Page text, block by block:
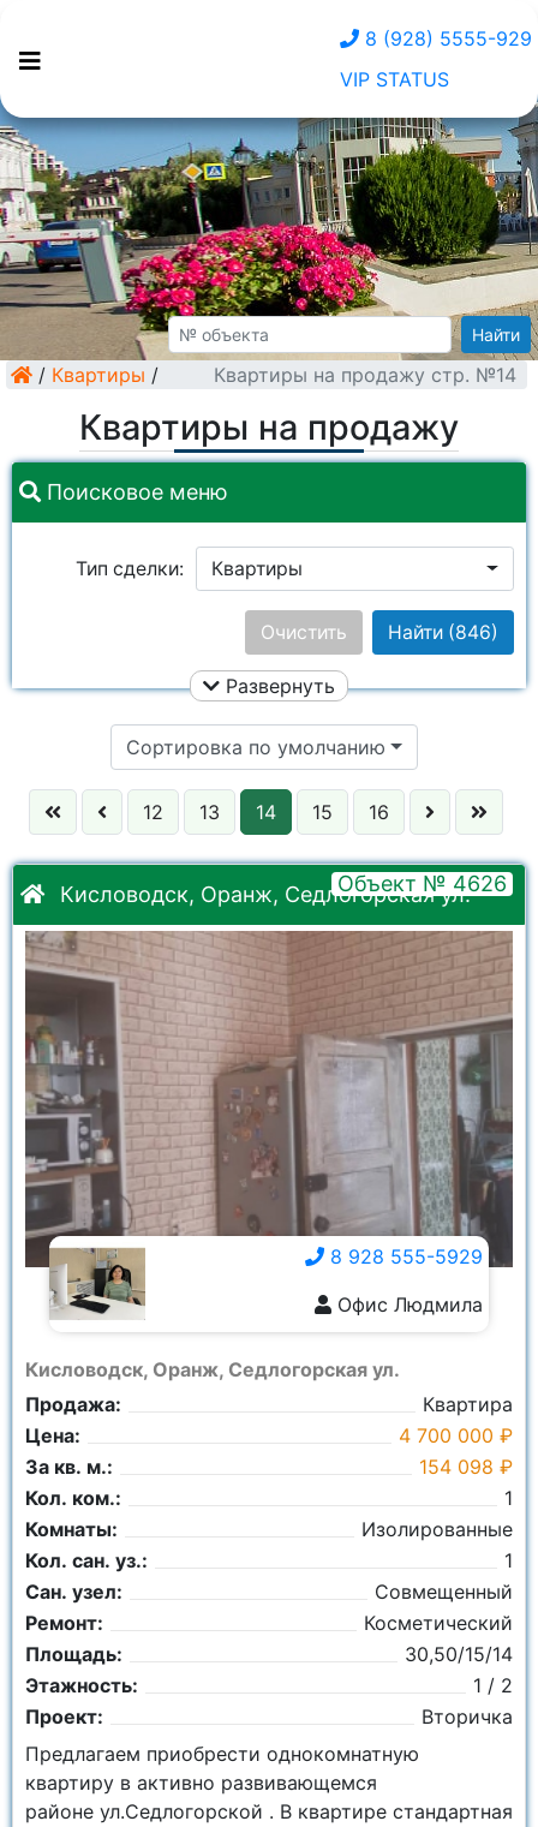
8 (928) 5555-929
VIP STATUS
Найти
/ Квартиры / Квартиры на продажу стр. №14
Квартиры на продажу
Поисковое меню
Тип сделки: Квартиры
Ничего не выбрано
Цена:
Этаж:
Улица: Ничего не выбрано
Кол. комнат:
Район: Ничего не выбрано
Комнаты: Ничего не выбрано
Город: Ничего не выбрано
Площадь общая:
Найти (846)
Очистить
Развернуть
Сортировка по умолчанию
12 13 14 15 16
Кисловодск, Оранж, Седлогорская ул.
Объект № 4626
Кисловодск, Оранж, Седлогорская ул.
Продажа:
Квартира
Цена:
4 700 000 ₽
За кв. м.:
154 098 ₽
Кол. ком.:
1
Комнаты:
Изолированные
Кол. сан. уз.:
1
Сан. узел:
Совмещенный
Ремонт:
Косметический
Площадь:
30,50/15/14
Этажность:
1 / 2
Проект:
Вторичка
8 928 555-5929
Офис Людмила
Предлагаем приобрести однокомнатную
квартиру в активно развивающемся
районе ул.Седлогорской . В квартире стандартная